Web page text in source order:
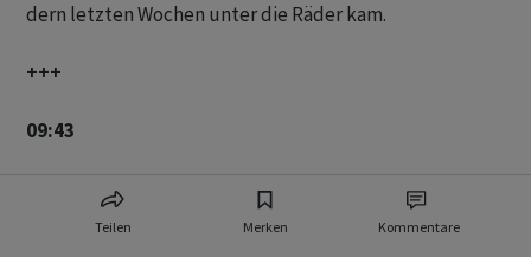
Teilen Merken Kommentare
dern letzten Wochen unter die Räder kam.
+++
09:43
ist am Donnerstag kaum verändert in den
Handel gestartet. Der deutsche Leitindex trat bei